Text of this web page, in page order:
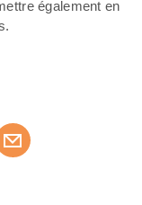
également en
maintenant